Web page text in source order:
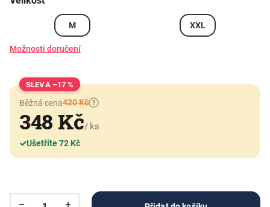
M XXL
Možnosti doručení
–17 %
Běžná cena420 Kč ?
348 Kč/ ks
✓Ušetříte 72 Kč